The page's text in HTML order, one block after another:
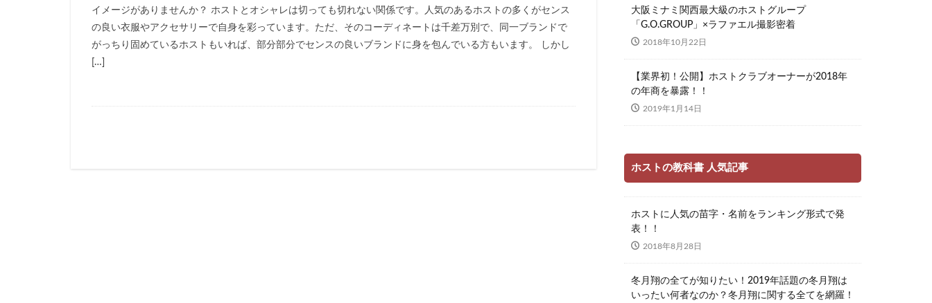
イメージがありませんか？ ホストとオシャレは切っても切れない関係です。人気のあるホストの多くがセンス
の良い衣服やアクセサリーで自身を彩っています。ただ、そのコーディネートは千差万別で、同一ブランドで
がっちり固めているホストもいれば、部分部分でセンスの良いブランドに身を包んでいる方もいます。 しかし
[…]
大阪ミナミ関西最大級のホストグループ
「G.O.GROUP」×ラファエル撮影密着
2018年10月22日
【業界初！公開】ホストクラブオーナーが2018年
の年商を暴露！！
2019年1月14日
ホストの教科書 人気記事
ホストに人気の苗字・名前をランキング形式で発
表！！
2018年8月28日
冬月翔の全てが知りたい！2019年話題の冬月翔は
いったい何者なのか？冬月翔に関する全てを網羅！